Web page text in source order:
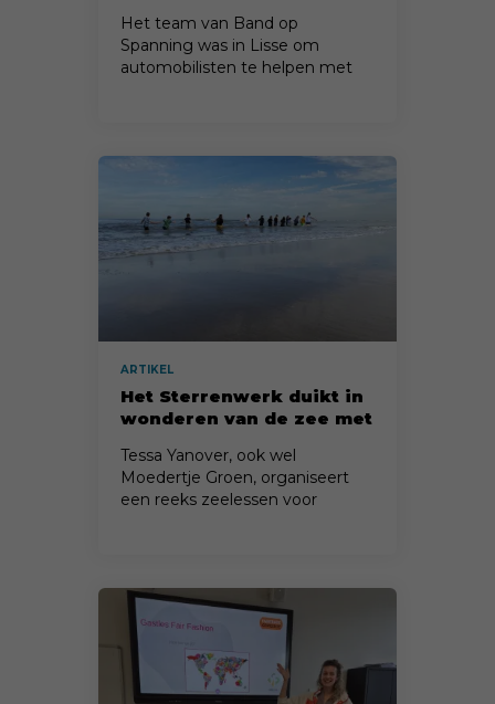
Het team van Band op
Spanning was in Lisse om
automobilisten te helpen met
ARTIKEL
Het Sterrenwerk duikt in
wonderen van de zee met
Groen
Tessa Yanover, ook wel
Moedertje Groen, organiseert
een reeks zeelessen voor